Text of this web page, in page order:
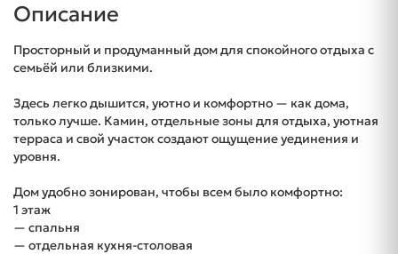
Описание
Просторный и продуманный дом для спокойного отдыха с
семьёй или близкими.
Здесь легко дышится, уютно и комфортно — как дома,
только лучше. Камин, отдельные зоны для отдыха, уютная
терраса и свой участок создают ощущение уединения и
уровня.
Дом удобно зонирован, чтобы всем было комфортно:
1 этаж
— спальня
— отдельная кухня-столовая